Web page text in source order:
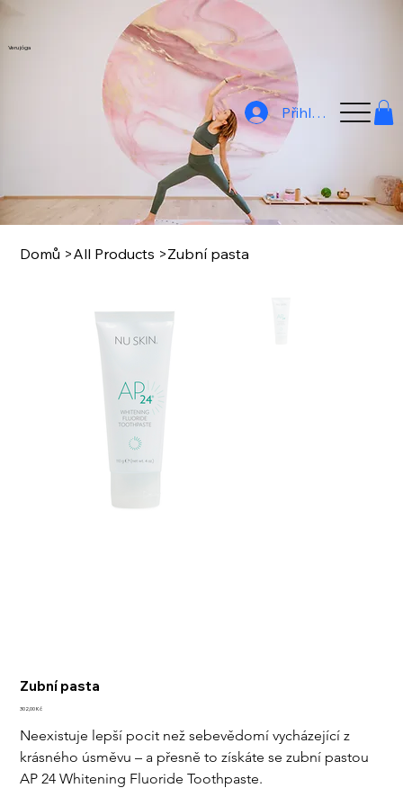
Veru jóga
Přihlásit
Domů >All Products >Zubní pasta
Zubní pasta
Cena
302,00 Kč
Neexistuje lepší pocit než sebevědomí vycházející z
krásného úsměvu – a přesně to získáte se zubní pastou
AP 24 Whitening Fluoride Toothpaste.